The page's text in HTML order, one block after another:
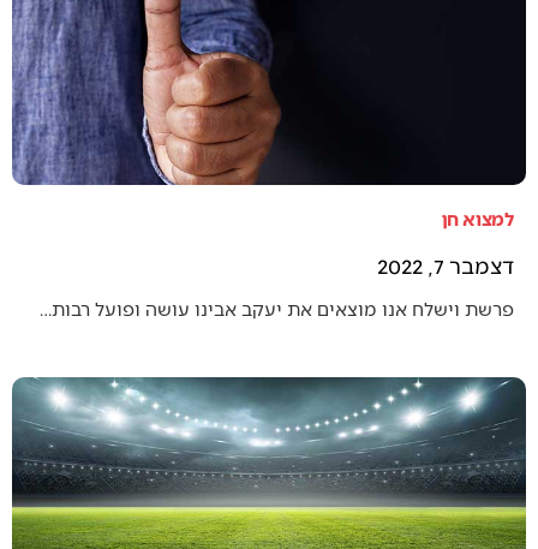
למצוא חן
דצמבר 7, 2022
פרשת וישלח אנו מוצאים את יעקב אבינו עושה ופועל רבות…